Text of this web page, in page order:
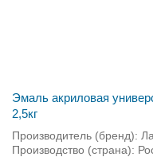
Эмаль акриловая
2,5кг
Производитель (бренд):
Производство (страна):